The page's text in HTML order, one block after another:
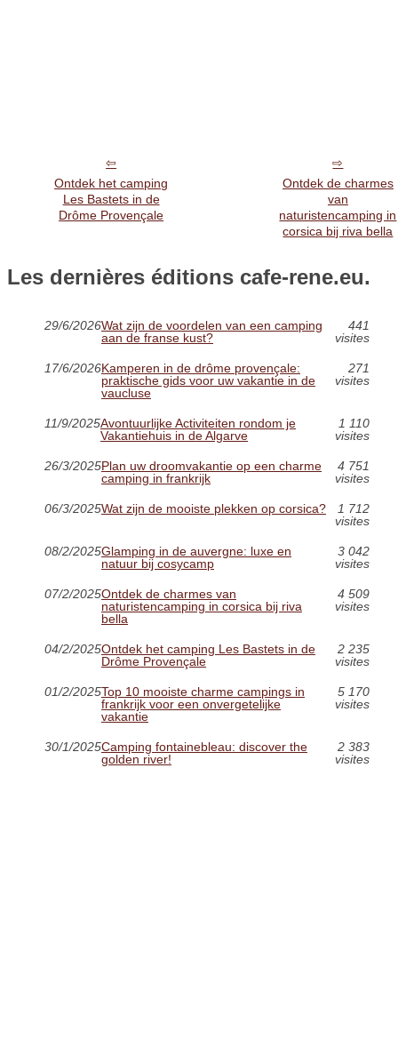
Ontdek het camping
Les Bastets in de
Drôme Provençale
Ontdek de charmes
van
naturistencamping in
corsica bij riva bella
Les dernières éditions cafe-rene.eu.
29/6/2026Wat zijn de voordelen van een camping
aan de franse kust?
441
visites
17/6/2026Kamperen in de drôme provençale:
praktische gids voor uw vakantie in de
vaucluse
271
visites
11/9/2025Avontuurlijke Activiteiten rondom je
Vakantiehuis in de Algarve
1 110
visites
26/3/2025Plan uw droomvakantie op een charme
camping in frankrijk
4 751
visites
06/3/2025Wat zijn de mooiste plekken op corsica?
1 712
visites
08/2/2025Glamping in de auvergne: luxe en
natuur bij cosycamp
3 042
visites
07/2/2025Ontdek de charmes van
naturistencamping in corsica bij riva
bella
4 509
visites
04/2/2025Ontdek het camping Les Bastets in de
Drôme Provençale
2 235
visites
01/2/2025Top 10 mooiste charme campings in
frankrijk voor een onvergetelijke
vakantie
5 170
visites
30/1/2025Camping fontainebleau: discover the
golden river!
2 383
visites